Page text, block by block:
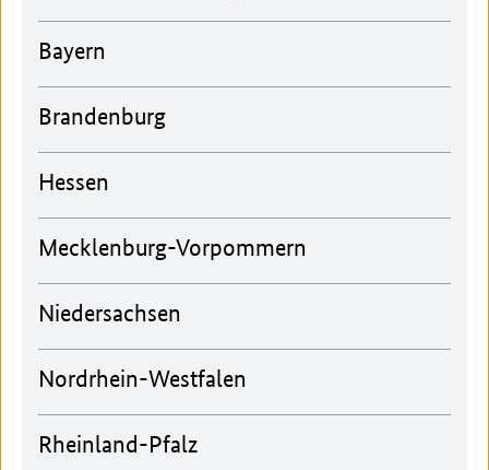
Bayern
Brandenburg
Hessen
Mecklenburg-Vorpommern
Niedersachsen
Nordrhein-Westfalen
Rheinland-Pfalz